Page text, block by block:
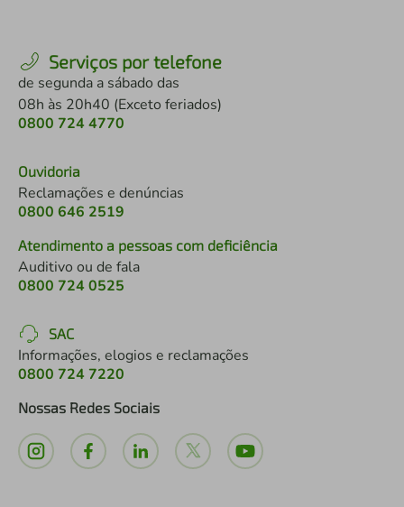
Serviços por telefone
de segunda a sábado das
08h às 20h40 (Exceto feriados)
0800 724 4770
Ouvidoria
Reclamações e denúncias
0800 646 2519
Atendimento a pessoas com deficiência
Auditivo ou de fala
0800 724 0525
SAC
Informações, elogios e reclamações
0800 724 7220
Nossas Redes Sociais